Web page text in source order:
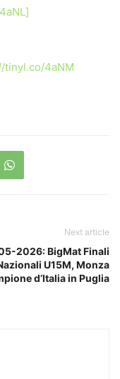
tinyl.co/4aNM
Next article
2026: BigMat Finali
U15M, Monza
d’Italia in Puglia